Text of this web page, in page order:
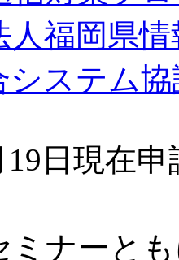
人福岡県
システム
19日現在
ミナーと